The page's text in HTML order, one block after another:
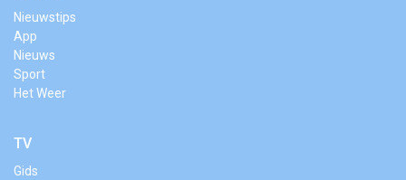
Nieuwstips
App
Nieuws
Sport
Het Weer
TV
Gids